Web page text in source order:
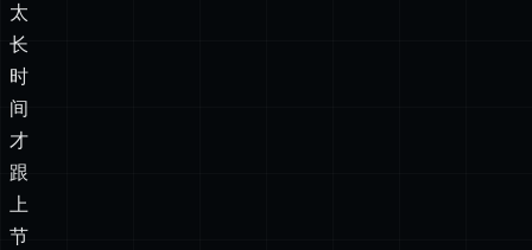
太
长
时
间
才
跟
上
节